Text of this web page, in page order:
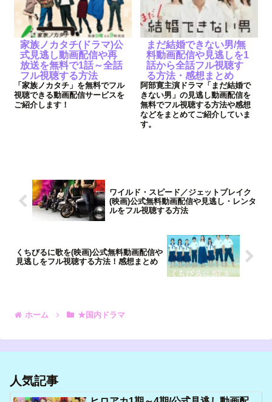
家族ノカタチ(ドラマ)公
式見逃し動画配信や再
放送を無料で1話～全話
フル視聴する方法
「家族ノカタチ」を無料でフル
視聴できる動画配信サービスを
ご紹介します！
まだ結婚できない男/無
料動画配信や見逃しを1
話から全話フル視聴す
る方法・感想まとめ
阿部寛主演ドラマ「まだ結婚で
きない男」の見逃し動画配信を
無料でフル視聴する方法や感想
などをまとめてご紹介していま
す。
ワイルド・スピード／ジェットブレイク
(映画)公式無料動画配信や見逃し・レンタ
ルをフル視聴する方法
くちびるに歌を(映画)公式無料動画配信や
見逃しをフル視聴する方法！感想まとめ
ホーム ★国内ドラマ
人気記事